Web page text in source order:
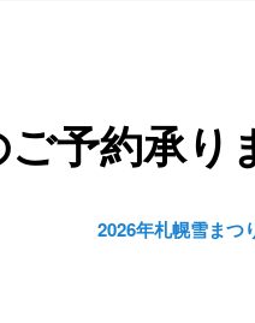
予約承り
2026年札幌雪まつ